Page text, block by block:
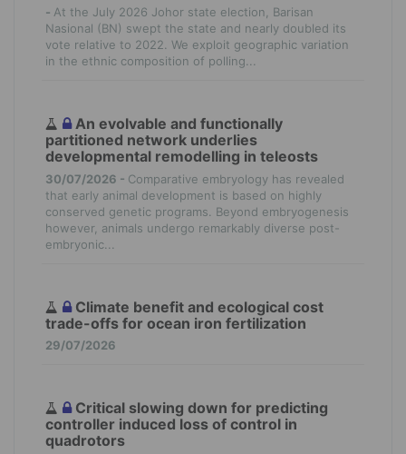
- At the July 2026 Johor state election, Barisan
Nasional (BN) swept the state and nearly doubled its
vote relative to 2022. We exploit geographic variation
in the ethnic composition of polling...
An evolvable and functionally
partitioned network underlies
developmental remodelling in teleosts
30/07/2026 - Comparative embryology has revealed
that early animal development is based on highly
conserved genetic programs. Beyond embryogenesis
however, animals undergo remarkably diverse post-
embryonic...
Climate benefit and ecological cost
trade-offs for ocean iron fertilization
29/07/2026
Critical slowing down for predicting
controller induced loss of control in
quadrotors